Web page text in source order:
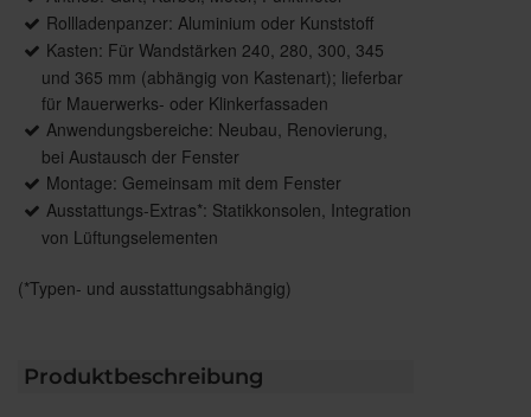
Rollladenpanzer: Aluminium oder Kunststoff
Kasten: Für Wandstärken 240, 280, 300, 345
und 365 mm (abhängig von Kastenart); lieferbar
für Mauerwerks- oder Klinkerfassaden
Anwendungsbereiche: Neubau, Renovierung,
bei Austausch der Fenster
Montage: Gemeinsam mit dem Fenster
Ausstattungs-Extras*: Statikkonsolen, Integration
von Lüftungselementen
(*Typen- und ausstattungsabhängig)
Produktbeschreibung